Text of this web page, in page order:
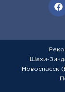
Шахи-
Новоспасск